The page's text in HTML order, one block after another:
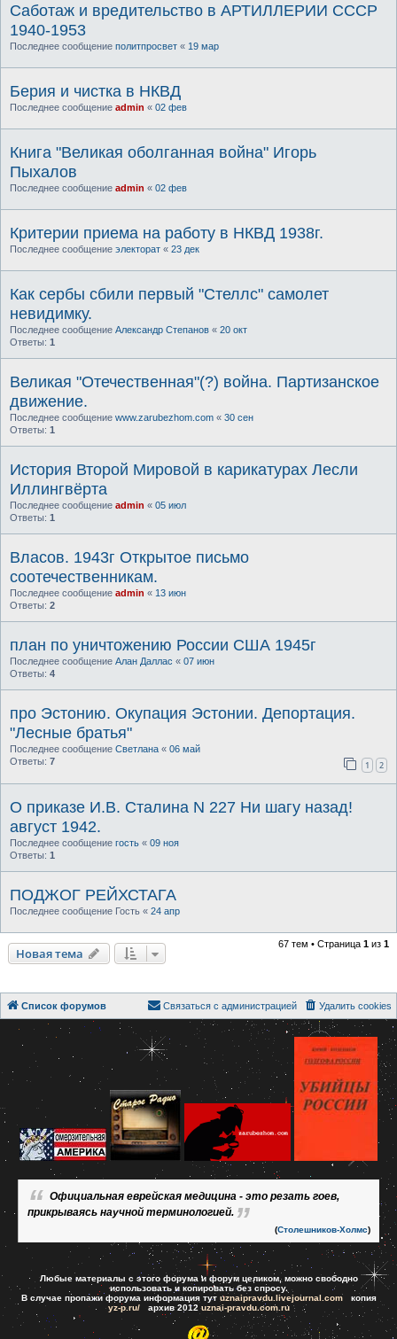
Саботаж и вредительство в АРТИЛЛЕРИИ СССР
1940-1953
Последнее сообщение политпросвет « 19 мар
Берия и чистка в НКВД
Последнее сообщение admin « 02 фев
Книга "Великая оболганная война" Игорь
Пыхалов
Последнее сообщение admin « 02 фев
Критерии приема на работу в НКВД 1938г.
Последнее сообщение электорат « 23 дек
Как сербы сбили первый "Стеллс" самолет
невидимку.
Последнее сообщение Александр Степанов « 20 окт
Ответы: 1
Великая "Отечественная"(?) война. Партизанское
движение.
Последнее сообщение www.zarubezhom.com « 30 сен
Ответы: 1
История Второй Мировой в карикатурах Лесли
Иллингвёрта
Последнее сообщение admin « 05 июл
Ответы: 1
Власов. 1943г Открытое письмо
соотечественникам.
Последнее сообщение admin « 13 июн
Ответы: 2
план по уничтожению России США 1945г
Последнее сообщение Алан Даллас « 07 июн
Ответы: 4
про Эстонию. Окупация Эстонии. Депортация.
"Лесные братья"
Последнее сообщение Светлана « 06 май
Ответы: 7 1 2
О приказе И.В. Сталина N 227 Ни шагу назад!
август 1942.
Последнее сообщение гость « 09 ноя
Ответы: 1
ПОДЖОГ РЕЙХСТАГА
Последнее сообщение Гость « 24 апр
Новая тема
67 тем • Страница 1 из 1
Список форумов Удалить cookies
Связаться с администрацией
Официальная еврейская медицина - это резать гоев,
прикрываясь научной терминологией.
(Столешников-Холмс)
Любые материалы с этого форума и форум целиком, можно свободно
использовать и копировать без спросу.
В случае пропажи форума информация тут uznaipravdu.livejournal.comкопия
yz-p.ru/архив 2012uznai-pravdu.com.ru